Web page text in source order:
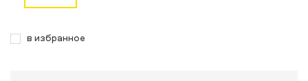
в избранное